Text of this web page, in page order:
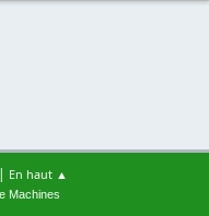
En haut ▲
Machines